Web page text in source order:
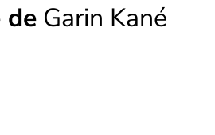
Garin Kané